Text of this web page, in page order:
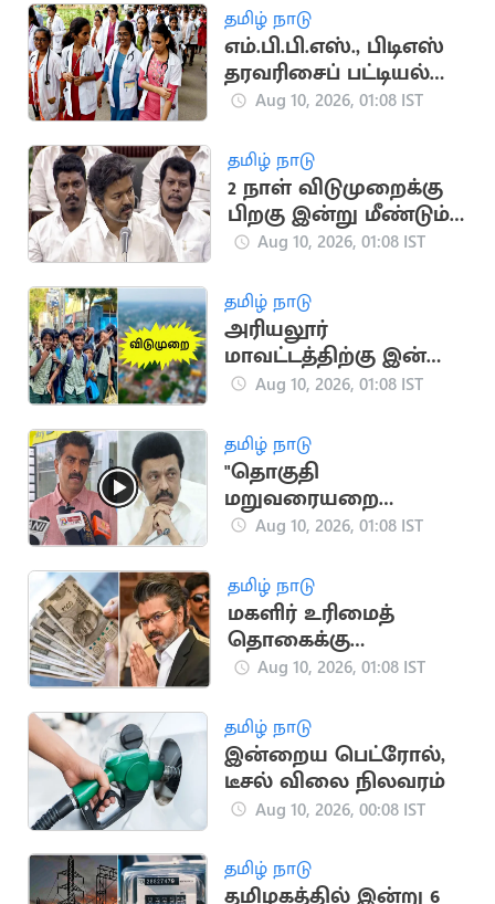
தமிழ் நாடு
எம்.பி.பி.எஸ்., பிடிஎஸ்
தரவரிசைப் பட்டியல்
இன்று வெளியீடு
Aug 10, 2026, 01:08 IST
தமிழ் நாடு
2 நாள் விடுமுறைக்கு
பிறகு இன்று மீண்டும்
கூடுகிறது தமிழக
Aug 10, 2026, 01:08 IST
தமிழ் நாடு
அரியலூர்
மாவட்டத்திற்கு இன்று
உள்ளூர் விடுமுறை
Aug 10, 2026, 01:08 IST
தமிழ் நாடு
"தொகுதி
மறுவரையறை
மசோதாவை திமுக
துரை வைகோ
Aug 10, 2026, 01:08 IST
தமிழ் நாடு
மகளிர் உரிமைத்
தொகைக்கு
விண்ணப்பிக்கலாம்..
Aug 10, 2026, 01:08 IST
தமிழ் நாடு
இன்றைய பெட்ரோல்,
டீசல் விலை நிலவரம்
Aug 10, 2026, 00:08 IST
தமிழ் நாடு